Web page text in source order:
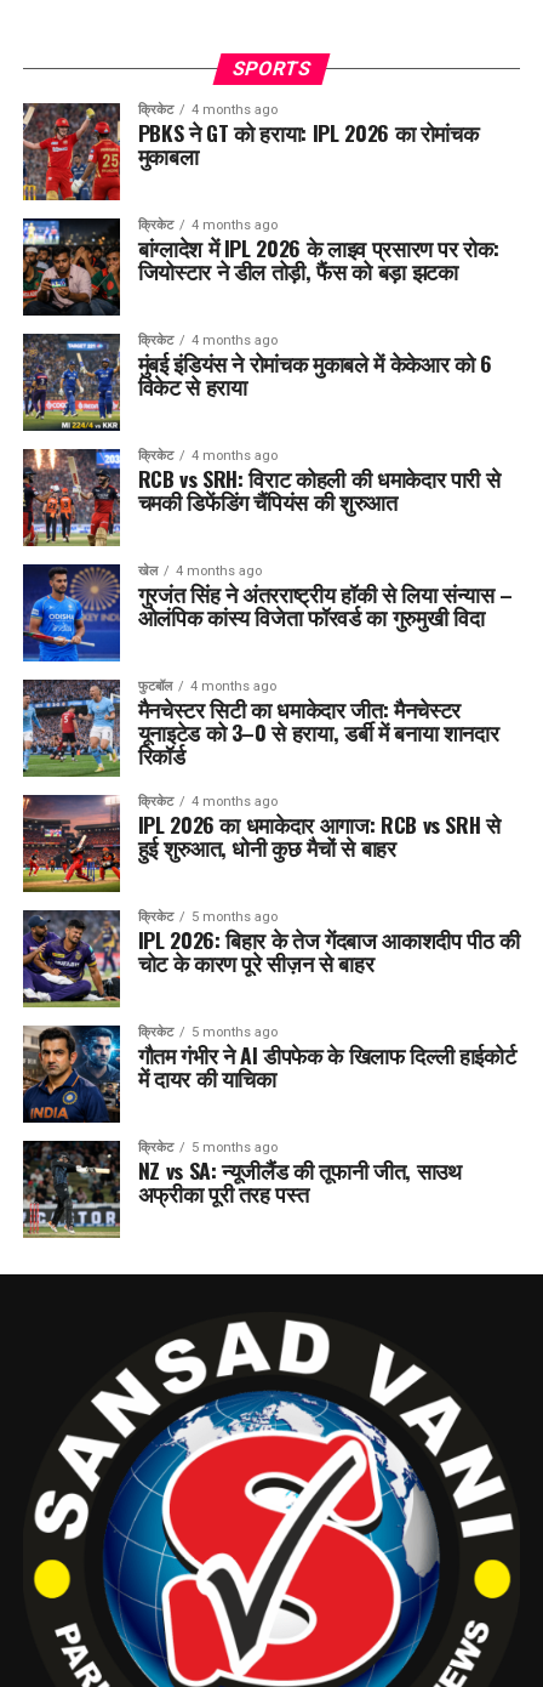
SPORTS
क्रिकेट 4 months ago
PBKS ने GT को हराया: IPL 2026 का रोमांचक
मुकाबला
क्रिकेट 4 months ago
बांग्लादेश में IPL 2026 के लाइव प्रसारण पर रोक:
जियोस्टार ने डील तोड़ी, फैंस को बड़ा झटका
क्रिकेट 4 months ago
मुंबई इंडियंस ने रोमांचक मुकाबले में केकेआर को 6
विकेट से हराया
क्रिकेट 4 months ago
RCB vs SRH: विराट कोहली की धमाकेदार पारी से
चमकी डिफेंडिंग चैंपियंस की शुरुआत
खेल 4 months ago
गुरजंत सिंह ने अंतरराष्ट्रीय हॉकी से लिया संन्यास –
ओलंपिक कांस्य विजेता फॉरवर्ड का गुरुमुखी विदा
फुटबॉल 4 months ago
मैनचेस्टर सिटी का धमाकेदार जीत: मैनचेस्टर
यूनाइटेड को 3–0 से हराया, डर्बी में बनाया शानदार
रिकॉर्ड
क्रिकेट 4 months ago
IPL 2026 का धमाकेदार आगाज: RCB vs SRH से
हुई शुरुआत, धोनी कुछ मैचों से बाहर
क्रिकेट 5 months ago
IPL 2026: बिहार के तेज गेंदबाज आकाशदीप पीठ की
चोट के कारण पूरे सीज़न से बाहर
क्रिकेट 5 months ago
गौतम गंभीर ने AI डीपफेक के खिलाफ दिल्ली हाईकोर्ट
में दायर की याचिका
क्रिकेट 5 months ago
NZ vs SA: न्यूजीलैंड की तूफानी जीत, साउथ
अफ्रीका पूरी तरह पस्त